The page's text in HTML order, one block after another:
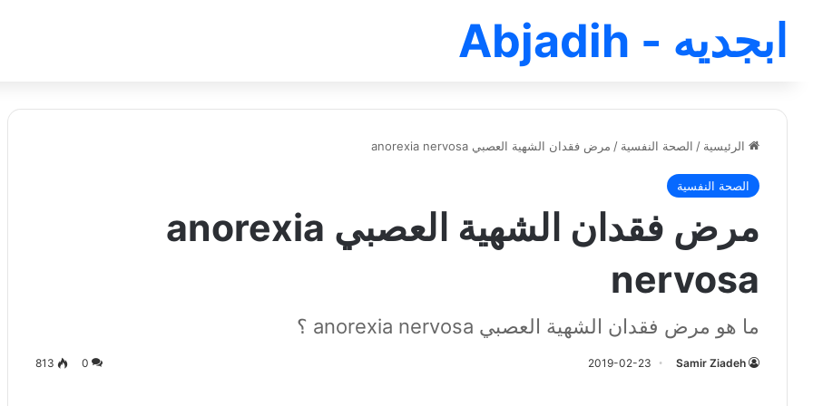
ابجديه - Abjadih
الرئيسية / الصحة النفسية / مرض فقدان الشهية العصبي anorexia nervosa
الصحة النفسية
مرض فقدان الشهية العصبي anorexia
nervosa
ما هو مرض فقدان الشهية العصبي anorexia nervosa ؟
Samir Ziadeh
2019-02-23
0
813